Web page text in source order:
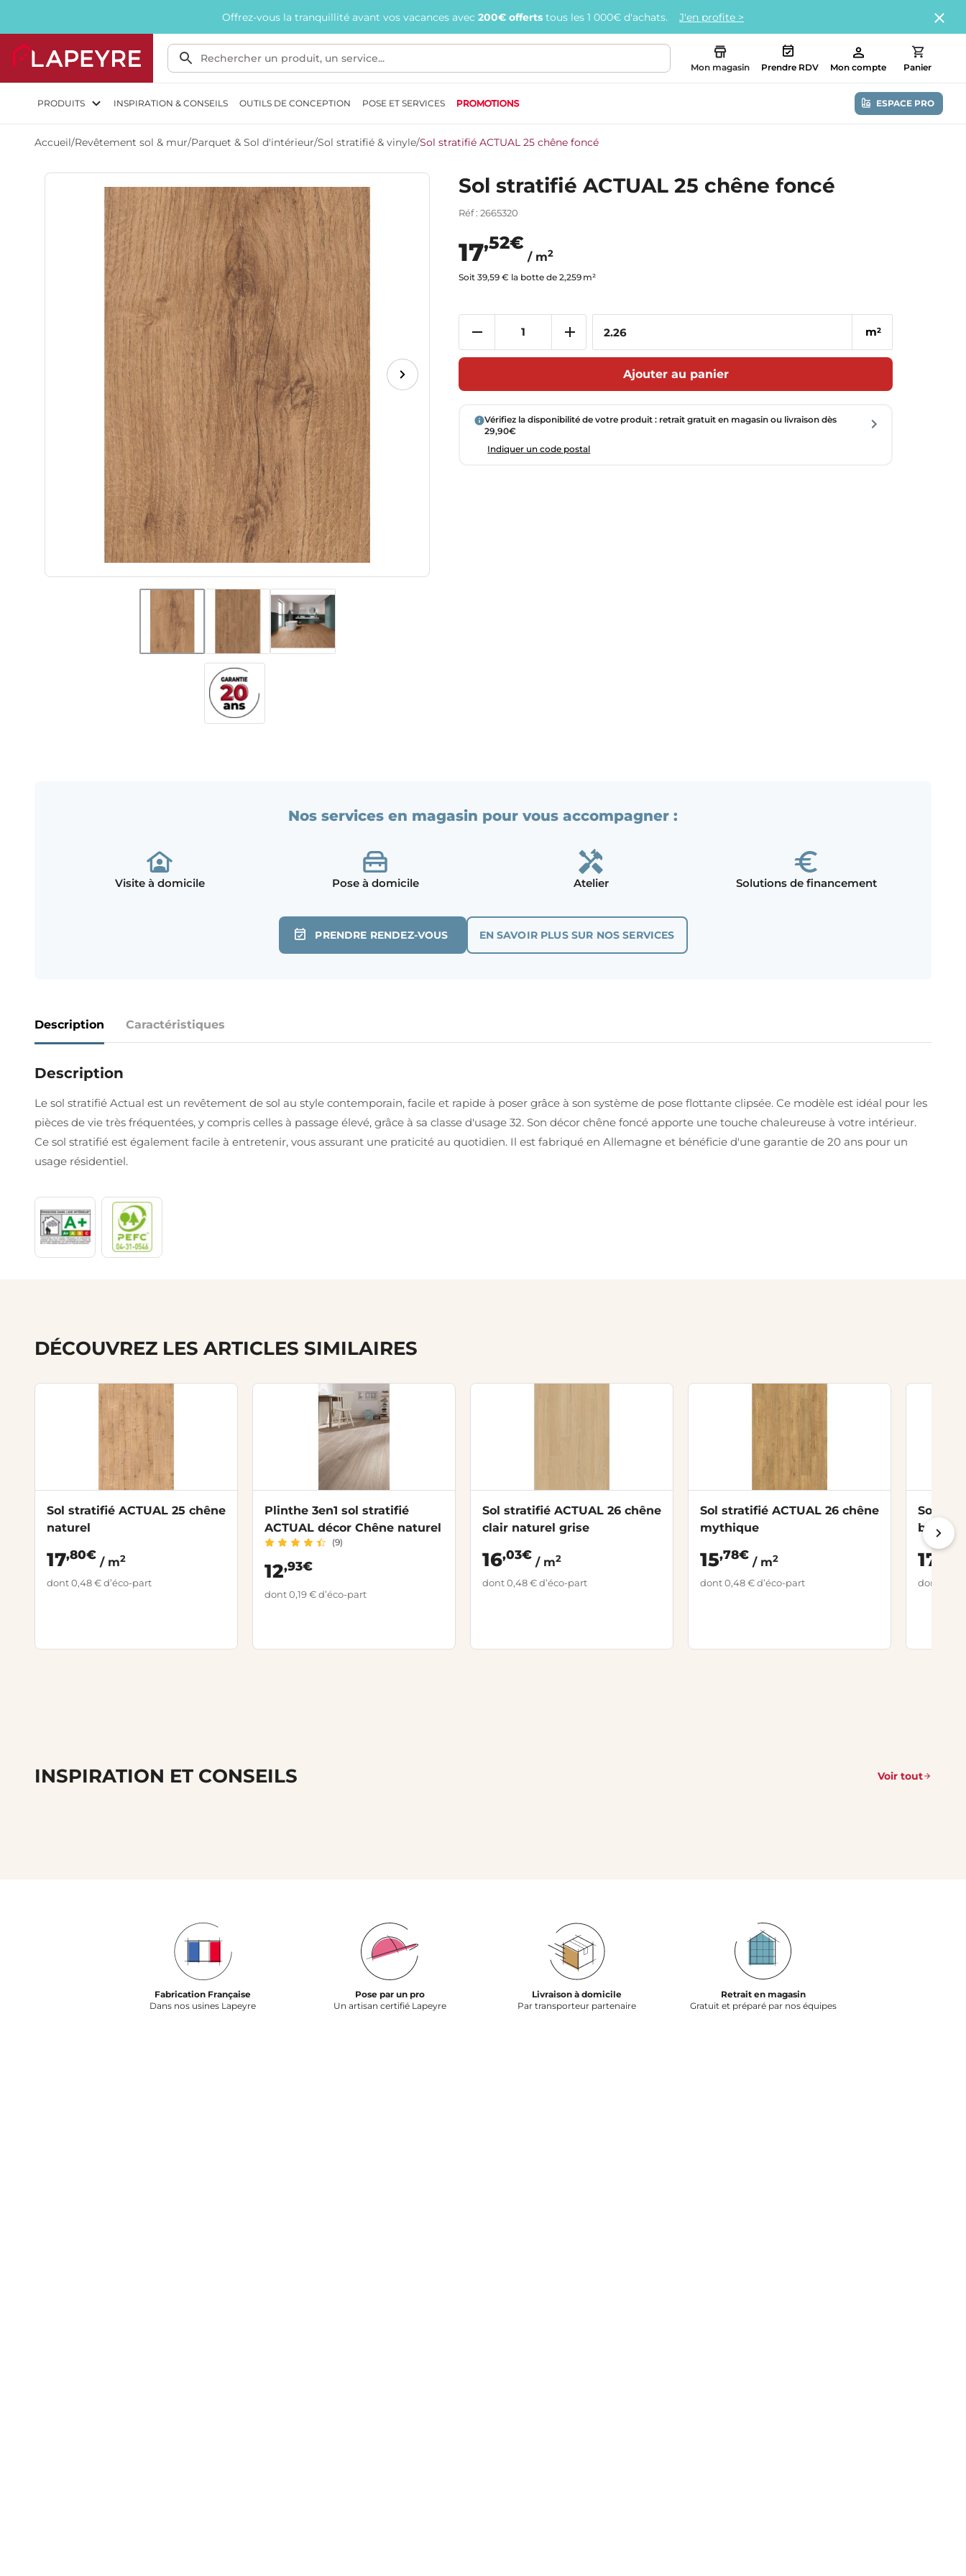
Offrez-vous la tranquillité avant vos vacances avec 200€ offerts tous les 1 000€ d'achats. J'en profite >
Mon magasin Prendre RDV Mon compte Panier
PRODUITS INSPIRATION & CONSEILS OUTILS DE CONCEPTION POSE ET SERVICES PROMOTIONS ESPACE PRO
Accueil/Revêtement sol & mur/Parquet & Sol d'intérieur/Sol stratifié & vinyle/Sol stratifié ACTUAL 25 chêne foncé
Sol stratifié ACTUAL 25 chêne foncé
Réf : 2665320
17,52€
/ m2
Soit 39,59 € la botte de 2,259 m²
m2
Ajouter au panier
Vérifiez la disponibilité de votre produit : retrait gratuit en magasin ou livraison dès
29,90€
Indiquer un code postal
Nos services en magasin pour vous accompagner :
Visite à domicile Pose à domicile Atelier Solutions de financement
PRENDRE RENDEZ-VOUS EN SAVOIR PLUS SUR NOS SERVICES
Description Caractéristiques
Description
Le sol stratifié Actual est un revêtement de sol au style contemporain, facile et rapide à poser grâce à son système de pose flottante clipsée. Ce modèle est idéal pour les
pièces de vie très fréquentées, y compris celles à passage élevé, grâce à sa classe d'usage 32. Son décor chêne foncé apporte une touche chaleureuse à votre intérieur.
Ce sol stratifié est également facile à entretenir, vous assurant une praticité au quotidien. Il est fabriqué en Allemagne et bénéficie d'une garantie de 20 ans pour un
usage résidentiel.
DÉCOUVREZ LES ARTICLES SIMILAIRES
Sol stratifié ACTUAL 25 chêne
naturel
17,80€
/ m2
dont 0,48 € d’éco-part
Plinthe 3en1 sol stratifié
ACTUAL décor Chêne naturel
(9)
12,93€
dont 0,19 € d’éco-part
Sol stratifié ACTUAL 26 chêne
clair naturel grise
16,03€
/ m2
dont 0,48 € d’éco-part
Sol stratifié ACTUAL 26 chêne
mythique
15,78€
/ m2
dont 0,48 € d’éco-part
Sol
bois
17 ,52€
dont 0,48
INSPIRATION ET CONSEILS Voir tout
Fabrication Française
Dans nos usines Lapeyre
Pose par un pro
Un artisan certifié Lapeyre
Livraison à domicile
Par transporteur partenaire
Retrait en magasin
Gratuit et préparé par nos équipes